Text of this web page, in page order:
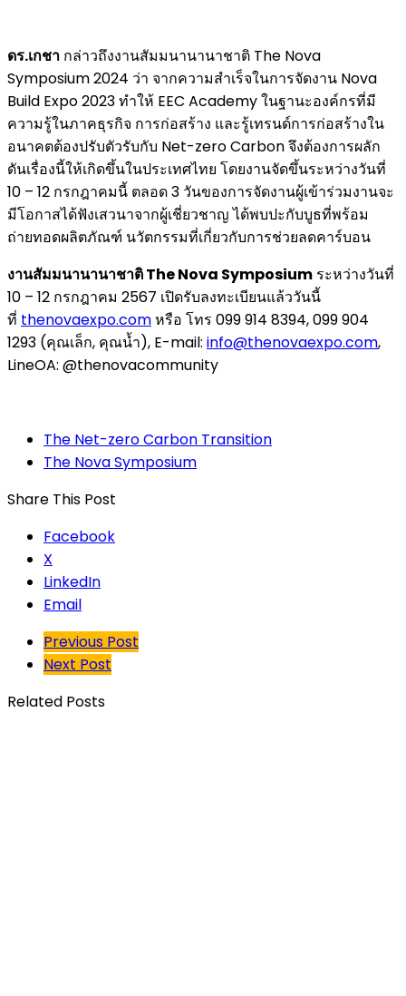
ดร.เกชา กล่าวถึงงานสัมมนานานาชาติ The Nova
Symposium 2024 ว่า จากความสำเร็จในการจัดงาน Nova
Build Expo 2023 ทำให้ EEC Academy ในฐานะองค์กรที่มี
ความรู้ในภาคธุรกิจ การก่อสร้าง และรู้เทรนด์การก่อสร้างใน
อนาคตต้องปรับตัวรับกับ Net-zero Carbon จึงต้องการผลัก
ดันเรื่องนี้ให้เกิดขึ้นในประเทศไทย โดยงานจัดขึ้นระหว่างวันที่
10 – 12 กรกฎาคมนี้ ตลอด 3 วันของการจัดงานผู้เข้าร่วมงานจะ
มีโอกาสได้ฟังเสวนาจากผู้เชี่ยวชาญ ได้พบปะกับบูธที่พร้อม
ถ่ายทอดผลิตภัณฑ์ นวัตกรรมที่เกี่ยวกับการช่วยลดคาร์บอน
งานสัมมนานานาชาติ The Nova Symposium ระหว่างวันที่
10 – 12 กรกฎาคม 2567 เปิดรับลงทะเบียนแล้ววันนี้
ที่ thenovaexpo.comหรือ โทร 099 914 8394, 099 904
1293 (คุณเล็ก, คุณน้ำ), E-mail: info@thenovaexpo.com,
LineOA: @thenovacommunity
The Net-zero Carbon Transition
The Nova Symposium
Share This Post
Facebook
X
LinkedIn
Email
Previous Post
Next Post
Related Posts